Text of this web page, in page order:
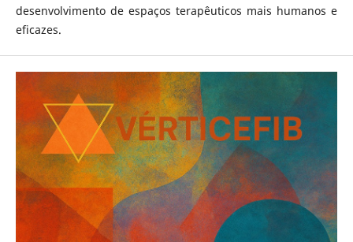
desenvolvimento de espaços terapêuticos mais humanos e
eficazes.